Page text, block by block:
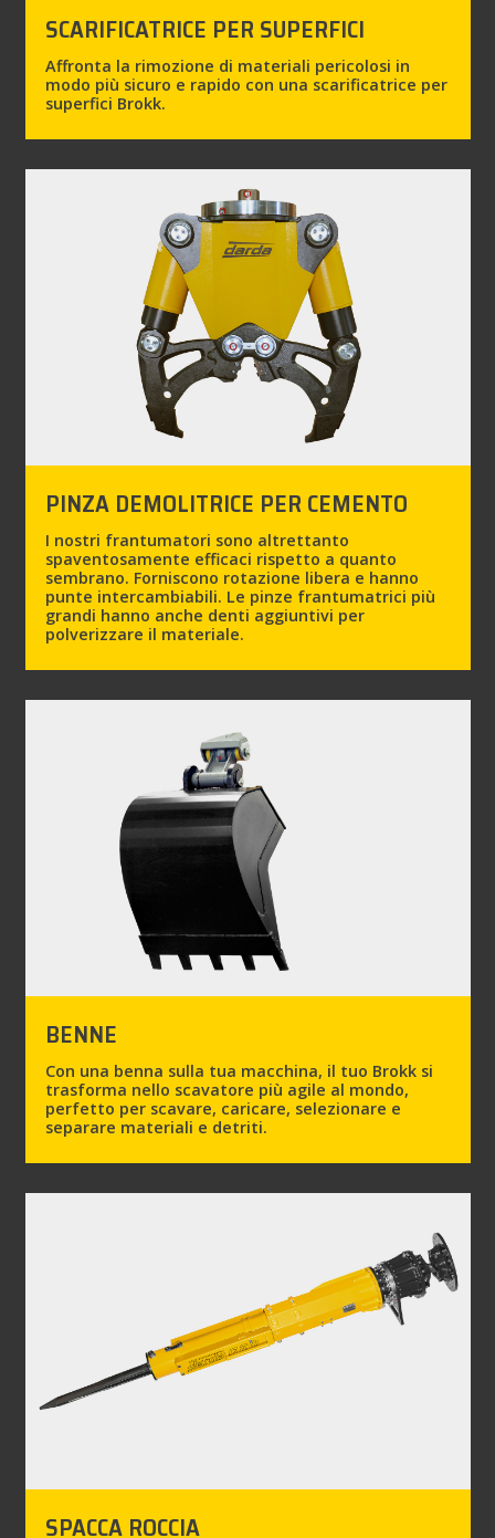
SCARIFICATRICE PER SUPERFICI
Affronta la rimozione di materiali pericolosi in
modo più sicuro e rapido con una scarificatrice per
superfici Brokk.
PINZA DEMOLITRICE PER CEMENTO
I nostri frantumatori sono altrettanto
spaventosamente efficaci rispetto a quanto
sembrano. Forniscono rotazione libera e hanno
punte intercambiabili. Le pinze frantumatrici più
grandi hanno anche denti aggiuntivi per
polverizzare il materiale.
BENNE
Con una benna sulla tua macchina, il tuo Brokk si
trasforma nello scavatore più agile al mondo,
perfetto per scavare, caricare, selezionare e
separare materiali e detriti.
SPACCA ROCCIA